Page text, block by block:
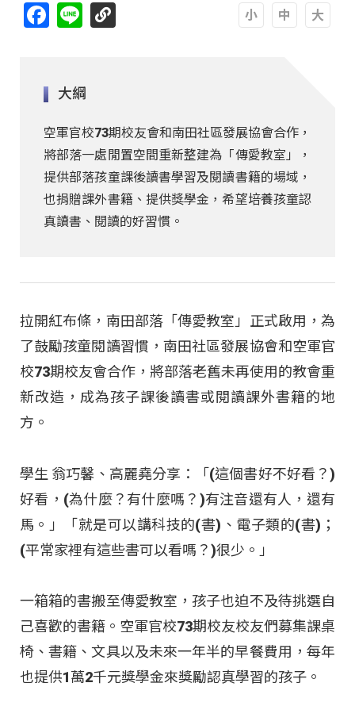
Facebook
Line
大綱
空軍官校73期校友會和南田社區發展協會合作，
將部落一處閒置空間重新整建為「傳愛教室」，
提供部落孩童課後讀書學習及閱讀書籍的場域，
也捐贈課外書籍、提供獎學金，希望培養孩童認
真讀書、閱讀的好習慣。
拉開紅布條，南田部落「傳愛教室」正式啟用，為
了鼓勵孩童閱讀習慣，南田社區發展協會和空軍官
校73期校友會合作，將部落老舊未再使用的教會重
新改造，成為孩子課後讀書或閱讀課外書籍的地
方。
學生 翁巧馨、高麗堯分享：「(這個書好不好看？)
好看，(為什麼？有什麼嗎？)有注音還有人，還有
馬。」「就是可以講科技的(書)、電子類的(書)；
(平常家裡有這些書可以看嗎？)很少。」
一箱箱的書搬至傳愛教室，孩子也迫不及待挑選自
己喜歡的書籍。空軍官校73期校友校友們募集課桌
椅、書籍、文具以及未來一年半的早餐費用，每年
也提供1萬2千元獎學金來獎勵認真學習的孩子。